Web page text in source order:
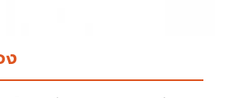
ง